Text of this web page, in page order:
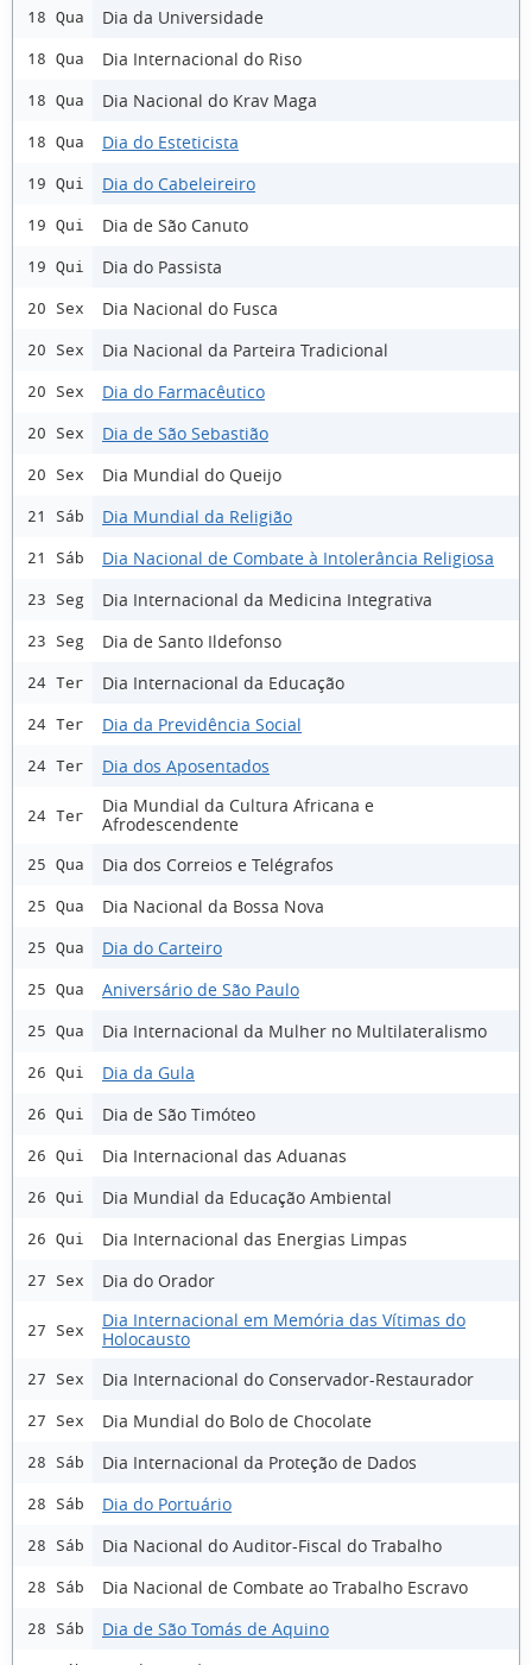
18 Qua Dia da Universidade
18 Qua Dia Internacional do Riso
18 Qua Dia Nacional do Krav Maga
18 Qua Dia do Esteticista
19 Qui Dia do Cabeleireiro
19 Qui Dia de São Canuto
19 Qui Dia do Passista
20 Sex Dia Nacional do Fusca
20 Sex Dia Nacional da Parteira Tradicional
20 Sex Dia do Farmacêutico
20 Sex Dia de São Sebastião
20 Sex Dia Mundial do Queijo
21 Sáb Dia Mundial da Religião
21 Sáb Dia Nacional de Combate à Intolerância Religiosa
23 Seg Dia Internacional da Medicina Integrativa
23 Seg Dia de Santo Ildefonso
24 Ter Dia Internacional da Educação
24 Ter Dia da Previdência Social
24 Ter Dia dos Aposentados
24 Ter
Dia Mundial da Cultura Africana e
Afrodescendente
25 Qua Dia dos Correios e Telégrafos
25 Qua Dia Nacional da Bossa Nova
25 Qua Dia do Carteiro
25 Qua Aniversário de São Paulo
25 Qua Dia Internacional da Mulher no Multilateralismo
26 Qui Dia da Gula
26 Qui Dia de São Timóteo
26 Qui Dia Internacional das Aduanas
26 Qui Dia Mundial da Educação Ambiental
26 Qui Dia Internacional das Energias Limpas
27 Sex Dia do Orador
27 Sex
Dia Internacional em Memória das Vítimas do
Holocausto
27 Sex Dia Internacional do Conservador-Restaurador
27 Sex Dia Mundial do Bolo de Chocolate
28 Sáb Dia Internacional da Proteção de Dados
28 Sáb Dia do Portuário
28 Sáb Dia Nacional do Auditor-Fiscal do Trabalho
28 Sáb Dia Nacional de Combate ao Trabalho Escravo
28 Sáb Dia de São Tomás de Aquino